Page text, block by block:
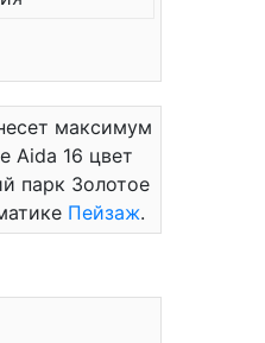
максимум
Aida 16 цвет
парк Золотое
Пейзаж.